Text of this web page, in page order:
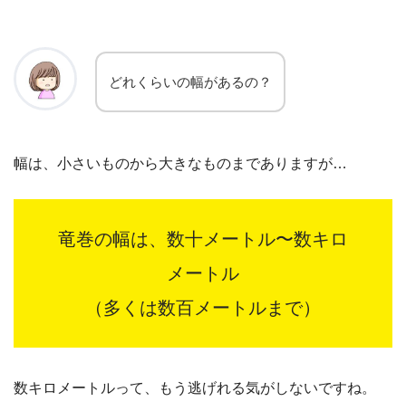
どれくらいの幅があるの？
幅は、小さいものから大きなものまでありますが…
竜巻の幅は、数十メートル〜数キロ
メートル
（多くは数百メートルまで）
数キロメートルって、もう逃げれる気がしないですね。